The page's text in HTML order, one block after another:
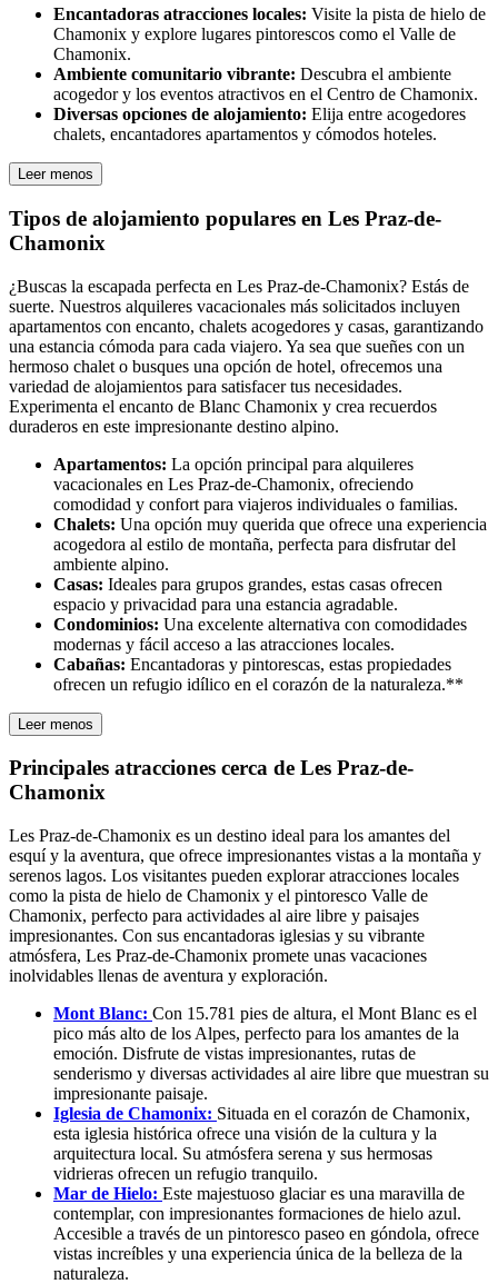
Encantadoras atracciones locales: Visite la pista de hielo de
Chamonix y explore lugares pintorescos como el Valle de
Chamonix.
Ambiente comunitario vibrante: Descubra el ambiente
acogedor y los eventos atractivos en el Centro de Chamonix.
Diversas opciones de alojamiento: Elija entre acogedores
chalets, encantadores apartamentos y cómodos hoteles.
Leer menos
Tipos de alojamiento populares en Les Praz-de-
Chamonix
¿Buscas la escapada perfecta en Les Praz-de-Chamonix? Estás de
suerte. Nuestros alquileres vacacionales más solicitados incluyen
apartamentos con encanto, chalets acogedores y casas, garantizando
una estancia cómoda para cada viajero. Ya sea que sueñes con un
hermoso chalet o busques una opción de hotel, ofrecemos una
variedad de alojamientos para satisfacer tus necesidades.
Experimenta el encanto de Blanc Chamonix y crea recuerdos
duraderos en este impresionante destino alpino.
Apartamentos: La opción principal para alquileres
vacacionales en Les Praz-de-Chamonix, ofreciendo
comodidad y confort para viajeros individuales o familias.
Chalets: Una opción muy querida que ofrece una experiencia
acogedora al estilo de montaña, perfecta para disfrutar del
ambiente alpino.
Casas: Ideales para grupos grandes, estas casas ofrecen
espacio y privacidad para una estancia agradable.
Condominios: Una excelente alternativa con comodidades
modernas y fácil acceso a las atracciones locales.
Cabañas: Encantadoras y pintorescas, estas propiedades
ofrecen un refugio idílico en el corazón de la naturaleza.**
Leer menos
Principales atracciones cerca de Les Praz-de-
Chamonix
Les Praz-de-Chamonix es un destino ideal para los amantes del
esquí y la aventura, que ofrece impresionantes vistas a la montaña y
serenos lagos. Los visitantes pueden explorar atracciones locales
como la pista de hielo de Chamonix y el pintoresco Valle de
Chamonix, perfecto para actividades al aire libre y paisajes
impresionantes. Con sus encantadoras iglesias y su vibrante
atmósfera, Les Praz-de-Chamonix promete unas vacaciones
inolvidables llenas de aventura y exploración.
Mont Blanc: Con 15.781 pies de altura, el Mont Blanc es el
pico más alto de los Alpes, perfecto para los amantes de la
emoción. Disfrute de vistas impresionantes, rutas de
senderismo y diversas actividades al aire libre que muestran su
impresionante paisaje.
Iglesia de Chamonix: Situada en el corazón de Chamonix,
esta iglesia histórica ofrece una visión de la cultura y la
arquitectura local. Su atmósfera serena y sus hermosas
vidrieras ofrecen un refugio tranquilo.
Mar de Hielo: Este majestuoso glaciar es una maravilla de
contemplar, con impresionantes formaciones de hielo azul.
Accesible a través de un pintoresco paseo en góndola, ofrece
vistas increíbles y una experiencia única de la belleza de la
naturaleza.